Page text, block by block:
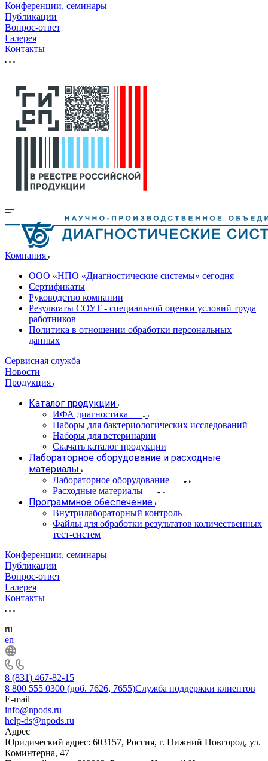
Конференции, семинары
Публикации
Вопрос-ответ
Галерея
Контакты
Компания
ООО «НПО «Диагностические системы» сегодня
Сертификаты
Руководство компании
Результаты СОУТ - специальной оценки условий труда
работников
Политика в отношении обработки персональных
данных
Сервисная служба
Новости
Продукция
Каталог продукции
ИФА диагностика
Наборы для бактериологических исследований
Наборы для ветеринарии
Скачать каталог продукции
Лабораторное оборудование и расходные
материалы
Лабораторное оборудование
Расходные материалы
Программное обеспечение
Внутрилабораторный контроль
Файлы для обработки результатов количественных
тест-систем
Конференции, семинары
Публикации
Вопрос-ответ
Галерея
Контакты
ru
en
8 (831) 467-82-15
8 800 555 0300 (доб. 7626, 7655)Служба поддержки клиентов
E-mail
info@npods.ru
help-ds@npods.ru
Адрес
Юридический адрес: 603157, Россия, г. Нижний Новгород, ул.
Коминтерна, 47